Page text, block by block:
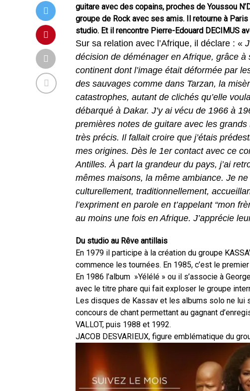
guitare avec des copains, proches de Youssou
groupe de Rock avec ses amis. Il retourne à
studio. Et il rencontre Pierre-Edouard DECIMUS
Sur sa relation avec l’Afrique, il déclare : «
décision de déménager en Afrique, grâce
continent dont l’image était déformée par
des sauvages comme dans Tarzan, la
catastrophes, autant de clichés qu’elle
débarqué à Dakar. J’y ai vécu de 1966 à
premières notes de guitare avec les
très précis. Il fallait croire que j’étais
mes origines. Dès le 1er contact avec ce
Antilles. À part la grandeur du pays, j’ai
mêmes maisons, la même ambiance. Je
culturellement, traditionnellement,
l’expriment en parole en t’appelant “mon
au moins une fois en Afrique. J’apprécie
Du studio au Rêve antillais
En 1979 il participe à la création du groupe
commence les tournées. En 1985, c’est le
En 1986 l’album »Yélélé » ou il s’associe à
avec le titre phare qui fait exploser le groupe
Les disques de Kassav et les albums solo ne lui
concours de chant permettant au gagnant
VALLOT, puis 1988 et 1992.
JACOB DESVARIEUX, figure emblématique du